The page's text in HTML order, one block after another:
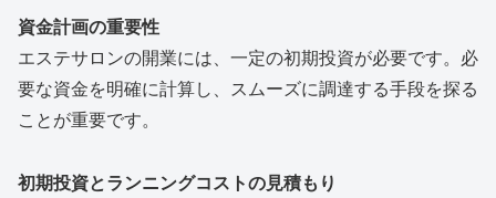
資金計画の重要性
エステサロンの開業には、一定の初期投資が必要です。必
要な資金を明確に計算し、スムーズに調達する手段を探る
ことが重要です。
初期投資とランニングコストの見積もり